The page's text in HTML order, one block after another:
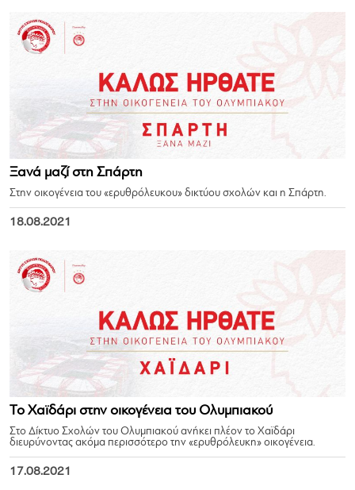
Ξανά μαζί στη Σπάρτη
Στην οικογένεια του «ερυθρόλευκου» δικτύου σχολών και η Σπάρτη.
18.08.2021
Το Χαϊδάρι στην οικογένεια του Ολυμπιακού
Στο Δίκτυο Σχολών του Ολυμπιακού ανήκει πλέον το Χαϊδάρι
διευρύνοντας ακόμα περισσότερο την «ερυθρόλευκη» οικογένεια.
17.08.2021